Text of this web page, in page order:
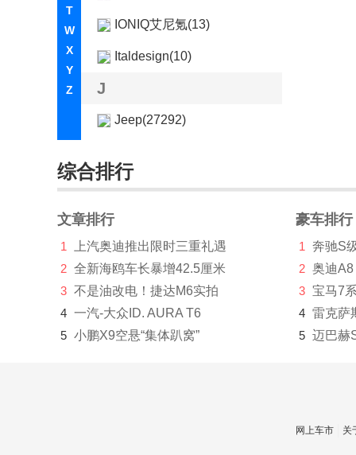
T
W
X
Y
Z
IONIQ艾尼氪(13)
Italdesign(10)
J
Jeep(27292)
江淮钇为(2885)
江铃(3112)
江铃集团新能源(1630)
江南汽车(197)
集度(1)
捷豹(30329)
综合排行
文章排行
1
上汽奥迪推出限时三重礼遇
2 全新海鸥车长暴增42.5厘米
3 不是油改电！捷达M6实拍
4 一汽-大众ID. AURA T6
5 小鹏X9空悬“集体趴窝”
豪车排行
1 奔驰S
2 奥迪A8
3 宝马7系
4 雷克萨
5 迈巴赫
网上车市 关